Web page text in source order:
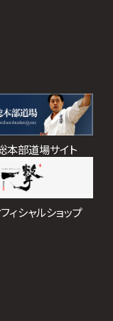
本部道場サイト
ィシャルショップ